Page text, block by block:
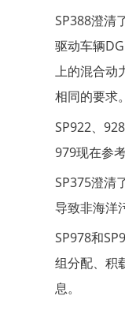
SP388澄清
驱动车辆
上的混合动
相同的要求。
SP922、
979现在参
SP375澄清
导致非海洋
SP978和
组分配、积
息。